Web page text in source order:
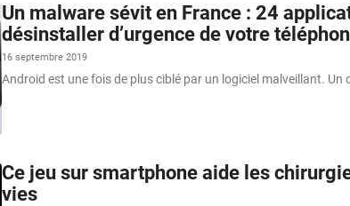
Un malware sévit en France : 24
désinstaller d’urgence de votre
16 septembre 2019
Android est une fois de plus ciblé par un logiciel malveillant. Un
Ce jeu sur smartphone aide les
vies